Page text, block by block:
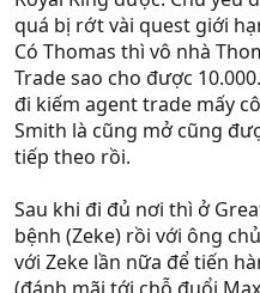
quá bị rớt vài quest giới
Có Thomas thì vô nhà
Trade sao cho được
đi kiếm agent trade mấy
Smith là cũng mở cũng
tiếp theo rồi.
Sau khi đi đủ nơi thì ở
bệnh (Zeke) rồi với ông
với Zeke lần nữa để tiến